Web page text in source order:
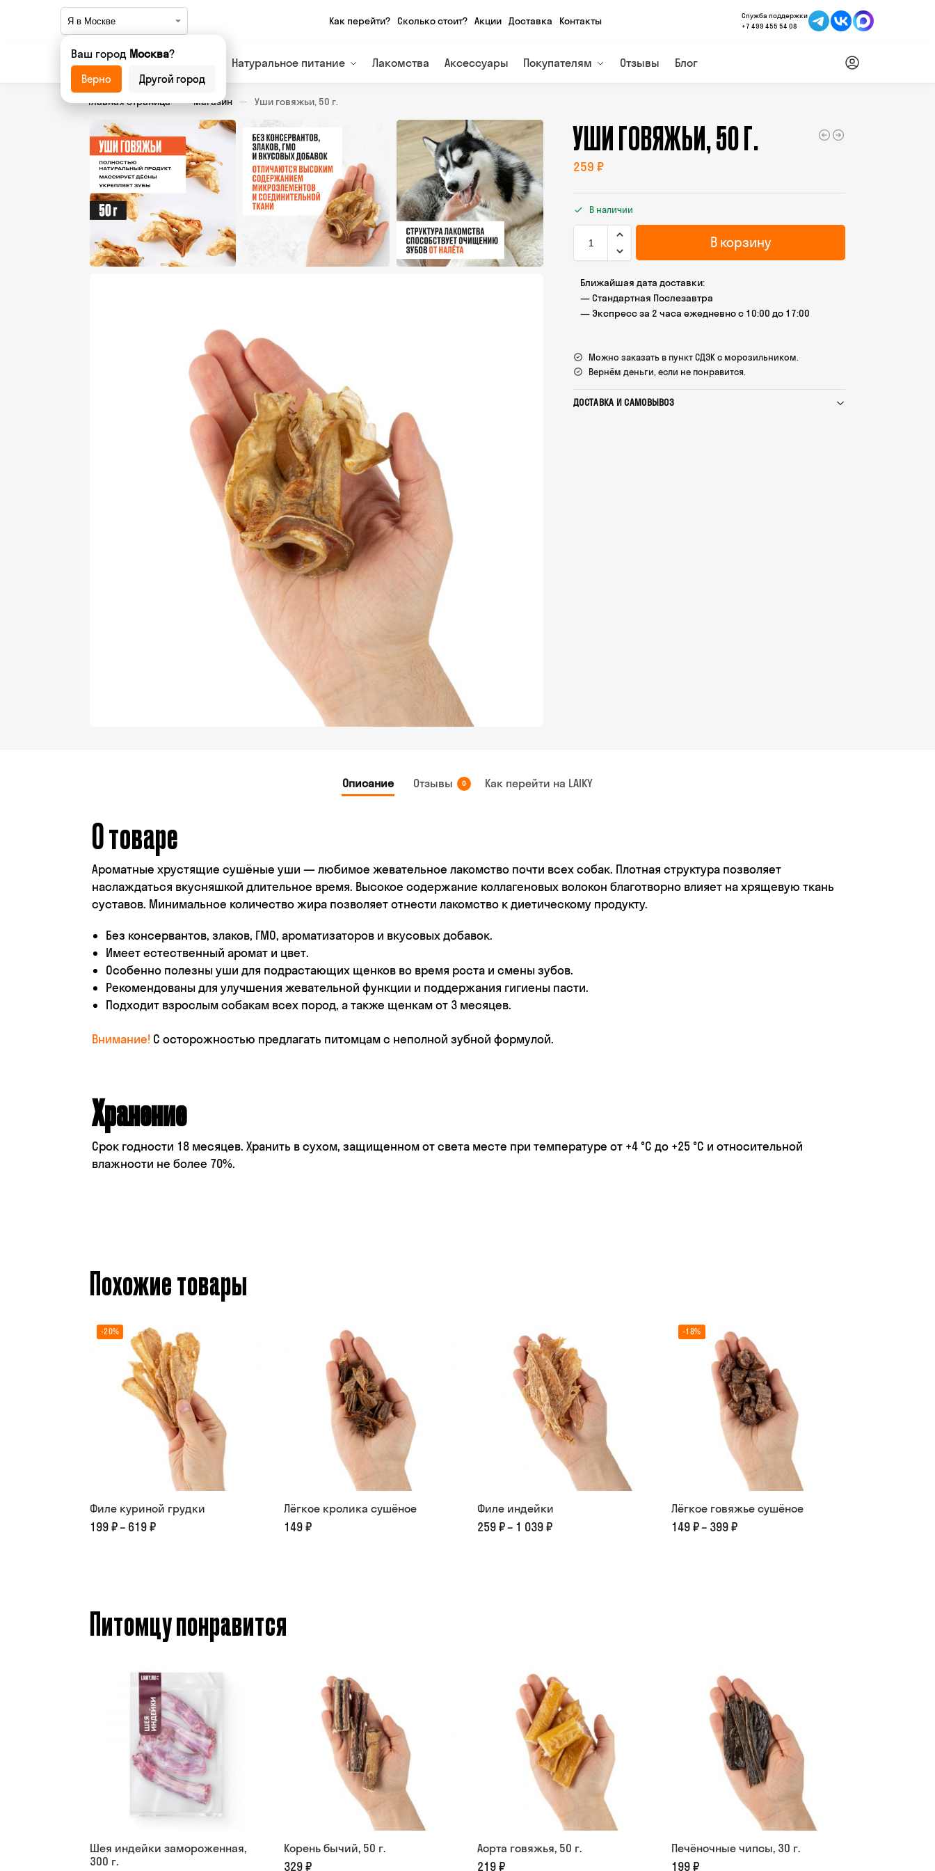
Как перейти? Сколько стоит? Акции Доставка Контакты
Служба поддержки
+7 499 455 54 08
Натуральное питание Лакомства Аксессуары Покупателям Отзывы Блог
Главная страница — Магазин — Уши говяжьи, 50 г.
УШИ ГОВЯЖЬИ, 50 Г.
259₽
В наличии
В корзину
Ближайшая дата доставки:
— Стандартная Послезавтра
— Экспресс за 2 часа ежедневно с 10:00 до 17:00
Можно заказать в пункт СДЭК с морозильником.
Вернём деньги, если не понравится.
ДОСТАВКА И САМОВЫВОЗ
Описание Отзывы 0 Как перейти на LAIKY
О товаре
Ароматные хрустящие сушёные уши — любимое жевательное лакомство почти всех собак. Плотная структура позволяет
наслаждаться вкусняшкой длительное время. Высокое содержание коллагеновых волокон благотворно влияет на хрящевую ткань
суставов. Минимальное количество жира позволяет отнести лакомство к диетическому продукту.
Без консервантов, злаков, ГМО, ароматизаторов и вкусовых добавок.
Имеет естественный аромат и цвет.
Особенно полезны уши для подрастающих щенков во время роста и смены зубов.
Рекомендованы для улучшения жевательной функции и поддержания гигиены пасти.
Подходит взрослым собакам всех пород, а также щенкам от 3 месяцев.
Внимание! С осторожностью предлагать питомцам с неполной зубной формулой.
Хранение
Срок годности 18 месяцев. Хранить в сухом, защищенном от света месте при температуре от +4 °C до +25 °C и относительной
влажности не более 70%.
Похожие товары
-20%
Филе куриной грудки
199₽– 619₽
Лёгкое кролика сушёное
149₽
Филе индейки
259₽– 1 039₽
-18%
Лёгкое говяжье сушёное
149₽– 399₽
Питомцу понравится
Шея индейки замороженная,
300 г.
Корень бычий, 50 г.
329₽
Аорта говяжья, 50 г.
219₽
Печёночные чипсы, 30 г.
199₽
Ваш город Москва?
Верно Другой город